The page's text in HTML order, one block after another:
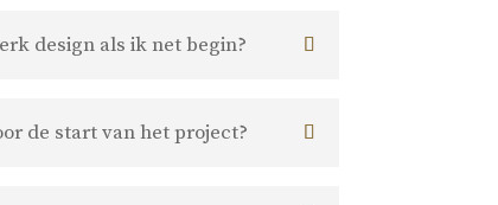
design als ik net begin?
de start van het project?